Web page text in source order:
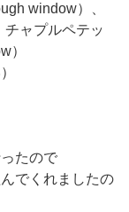
window）、
ャプルペテッ
）
たので
でくれましたの